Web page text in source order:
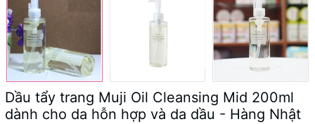
Dầu tẩy trang Muji Oil Cleansing Mid 200ml
dành cho da hỗn hợp và da dầu - Hàng Nhật